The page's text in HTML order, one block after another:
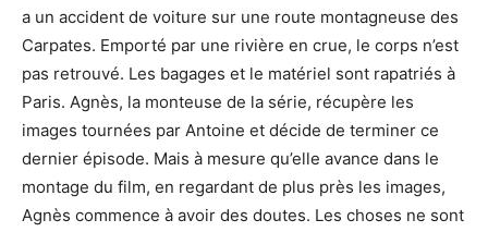
a un accident de voiture sur une route montagneuse des
Carpates. Emporté par une rivière en crue, le corps n’est
pas retrouvé. Les bagages et le matériel sont rapatriés à
Paris. Agnès, la monteuse de la série, récupère les
images tournées par Antoine et décide de terminer ce
dernier épisode. Mais à mesure qu’elle avance dans le
montage du film, en regardant de plus près les images,
Agnès commence à avoir des doutes. Les choses ne sont